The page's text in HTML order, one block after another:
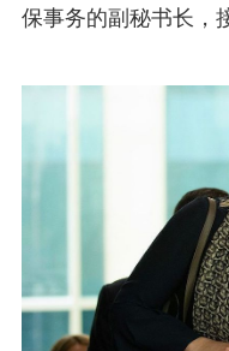
保事务的副秘书长，